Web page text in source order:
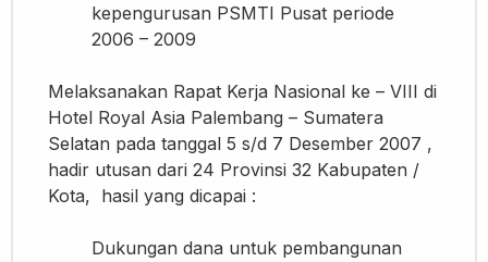
kepengurusan PSMTI Pusat periode
2006 – 2009
Melaksanakan Rapat Kerja Nasional ke – VIII di
Hotel Royal Asia Palembang – Sumatera
Selatan pada tanggal 5 s/d 7 Desember 2007 ,
hadir utusan dari 24 Provinsi 32 Kabupaten /
Kota, hasil yang dicapai :
Dukungan dana untuk pembangunan